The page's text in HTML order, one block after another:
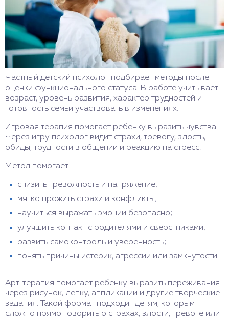
Частный детский психолог подбирает методы после
оценки функционального статуса. В работе учитывает
возраст, уровень развития, характер трудностей и
готовность семьи участвовать в изменениях.
Игровая терапия помогает ребенку выразить чувства.
Через игру психолог видит страхи, тревогу, злость,
обиды, трудности в общении и реакцию на стресс.
Метод помогает:
снизить тревожность и напряжение;
мягко прожить страхи и конфликты;
научиться выражать эмоции безопасно;
улучшить контакт с родителями и сверстниками;
развить самоконтроль и уверенность;
понять причины истерик, агрессии или замкнутости.
Арт-терапия помогает ребенку выразить переживания
через рисунок, лепку, аппликации и другие творческие
задания. Такой формат подходит детям, которым
сложно прямо говорить о страхах, злости, тревоге или